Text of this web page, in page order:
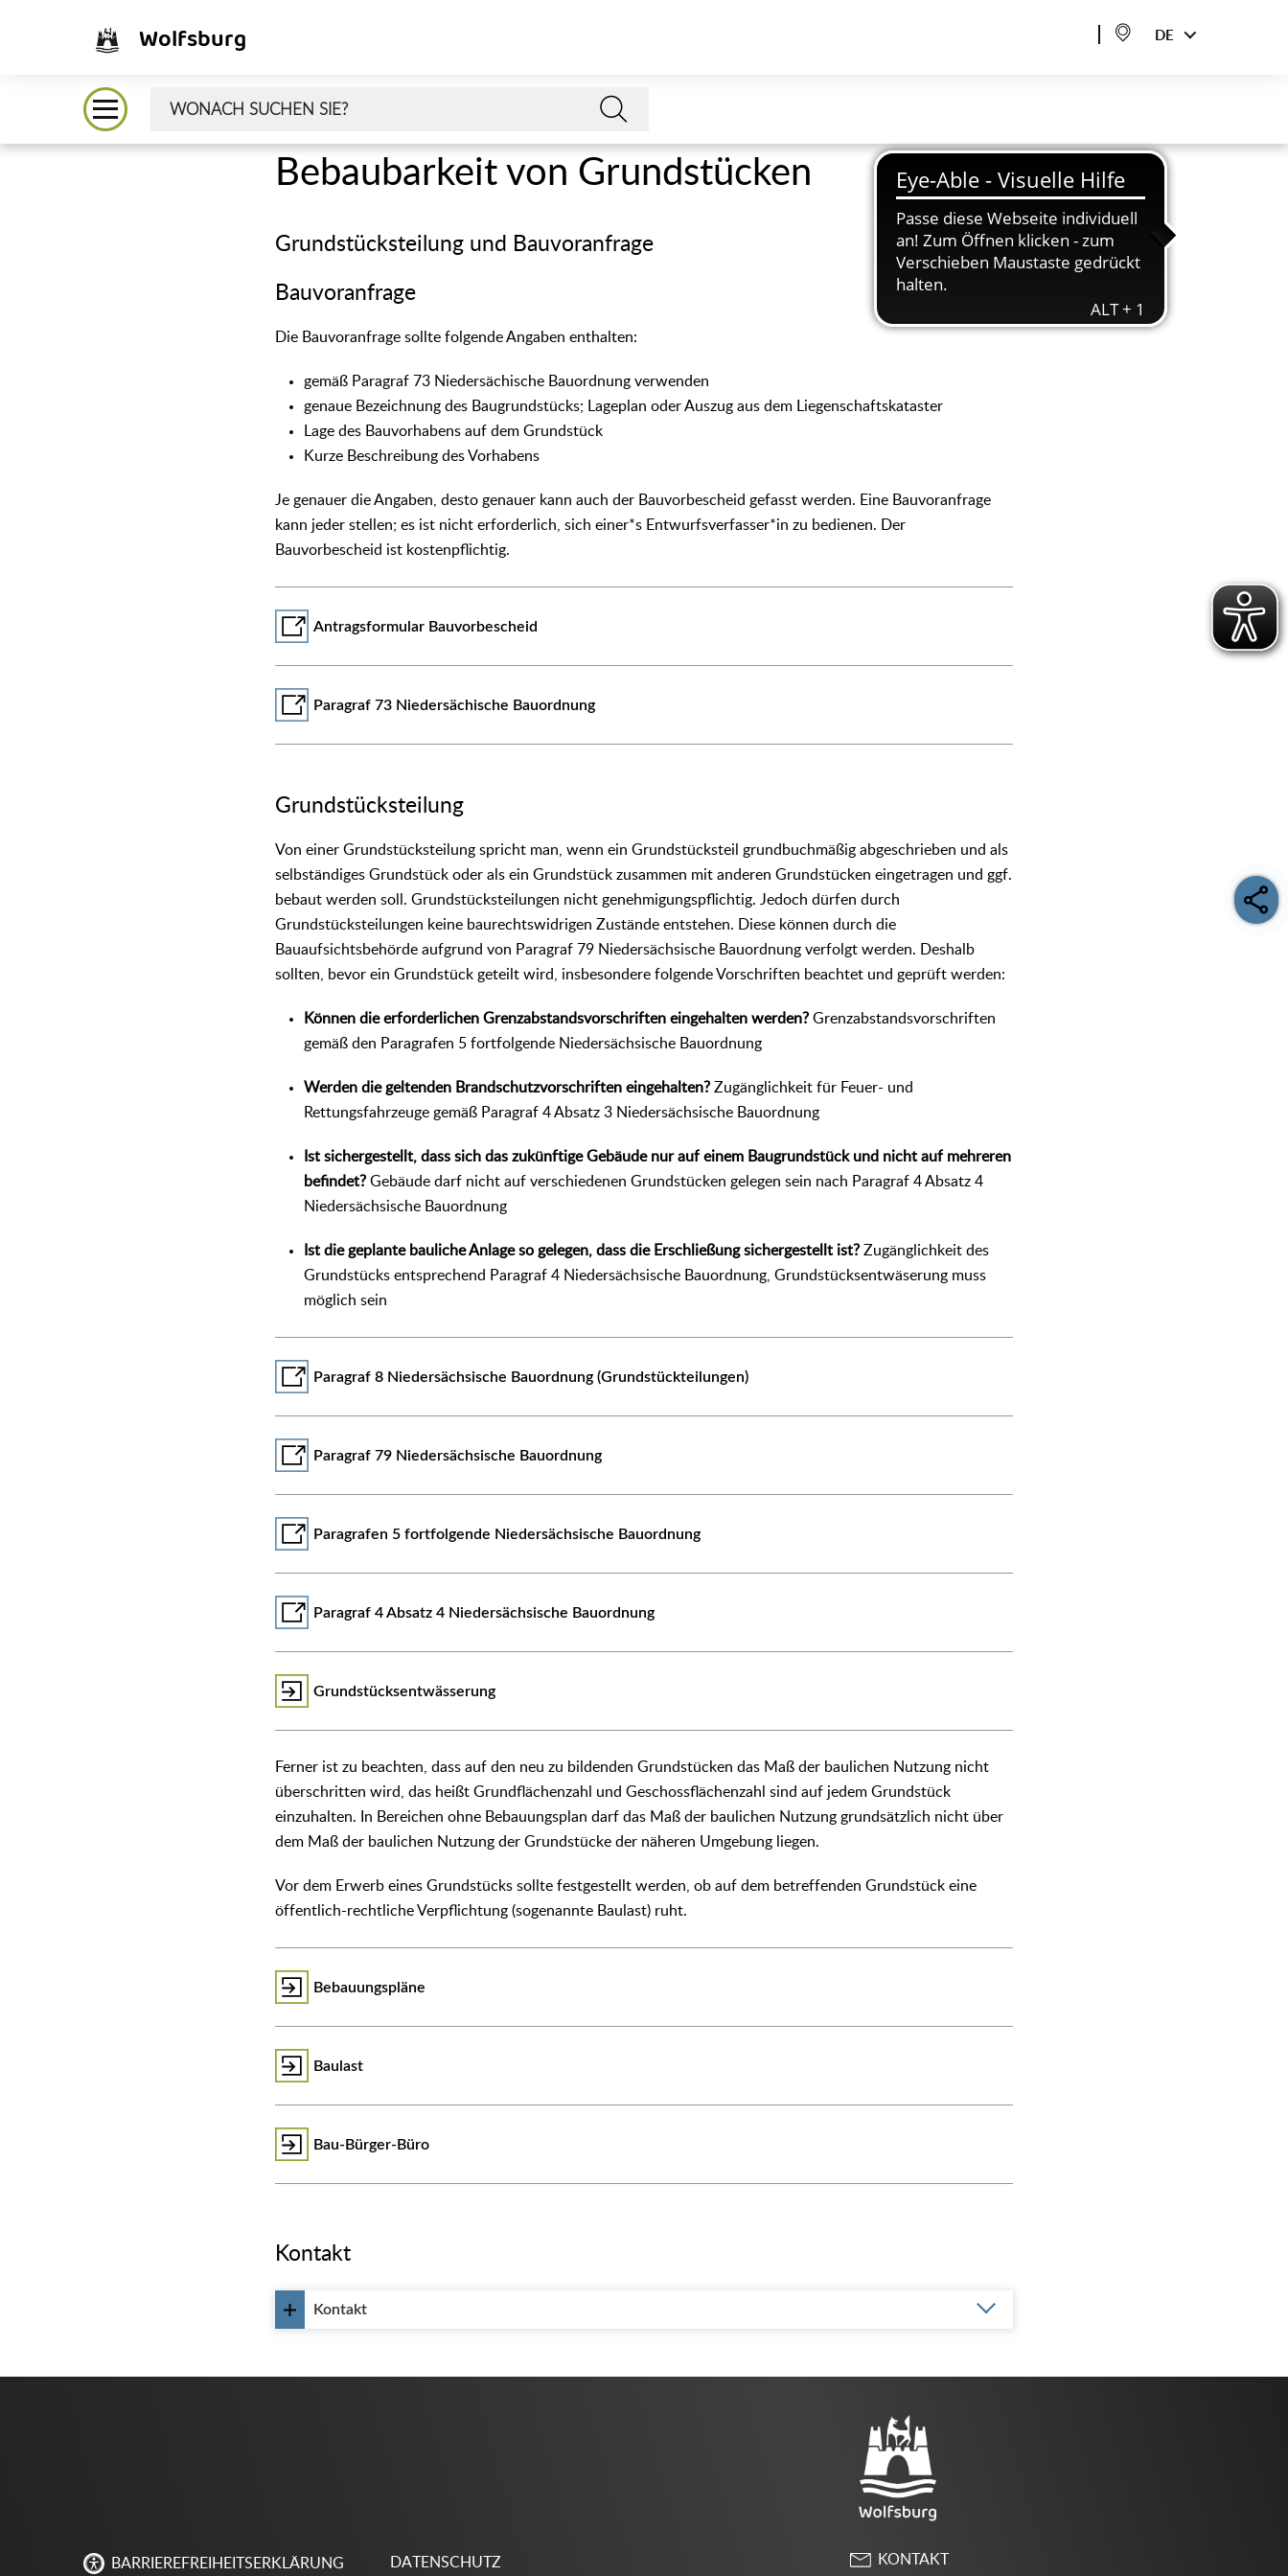
Wolfsburg DE
Bebaubarkeit von Grundstücken
Grundstücksteilung und Bauvoranfrage
Bauvoranfrage
Die Bauvoranfrage sollte folgende Angaben enthalten:
gemäß Paragraf 73 Niedersächische Bauordnung verwenden
genaue Bezeichnung des Baugrundstücks; Lageplan oder Auszug aus dem Liegenschaftskataster
Lage des Bauvorhabens auf dem Grundstück
Kurze Beschreibung des Vorhabens
Je genauer die Angaben, desto genauer kann auch der Bauvorbescheid gefasst werden. Eine Bauvoranfrage
kann jeder stellen; es ist nicht erforderlich, sich einer*s Entwurfsverfasser*in zu bedienen. Der
Bauvorbescheid ist kostenpflichtig.
Antragsformular Bauvorbescheid
Paragraf 73 Niedersächische Bauordnung
Grundstücksteilung
Von einer Grundstücksteilung spricht man, wenn ein Grundstücksteil grundbuchmäßig abgeschrieben und als
selbständiges Grundstück oder als ein Grundstück zusammen mit anderen Grundstücken eingetragen und ggf.
bebaut werden soll. Grundstücksteilungen nicht genehmigungspflichtig. Jedoch dürfen durch
Grundstücksteilungen keine baurechtswidrigen Zustände entstehen. Diese können durch die
Bauaufsichtsbehörde aufgrund von Paragraf 79 Niedersächsische Bauordnung verfolgt werden. Deshalb
sollten, bevor ein Grundstück geteilt wird, insbesondere folgende Vorschriften beachtet und geprüft werden:
Können die erforderlichen Grenzabstandsvorschriften eingehalten werden?Grenzabstandsvorschriften
gemäß den Paragrafen 5 fortfolgende Niedersächsische Bauordnung
Werden die geltenden Brandschutzvorschriften eingehalten?Zugänglichkeit für Feuer- und
Rettungsfahrzeuge gemäß Paragraf 4 Absatz 3 Niedersächsische Bauordnung
Ist sichergestellt, dass sich das zukünftige Gebäude nur auf einem Baugrundstück und nicht auf mehreren
befindet? Gebäude darf nicht auf verschiedenen Grundstücken gelegen sein nach Paragraf 4 Absatz 4
Niedersächsische Bauordnung
Ist die geplante bauliche Anlage so gelegen, dass die Erschließung sichergestellt ist? Zugänglichkeit des
Grundstücks entsprechend Paragraf 4 Niedersächsische Bauordnung, Grundstücksentwäserung muss
möglich sein
Paragraf 8 Niedersächsische Bauordnung (Grundstückteilungen)
Paragraf 79 Niedersächsische Bauordnung
Paragrafen 5 fortfolgende Niedersächsische Bauordnung
Paragraf 4 Absatz 4 Niedersächsische Bauordnung
Grundstücksentwässerung
Ferner ist zu beachten, dass auf den neu zu bildenden Grundstücken das Maß der baulichen Nutzung nicht
überschritten wird, das heißt Grundflächenzahl und Geschossflächenzahl sind auf jedem Grundstück
einzuhalten. In Bereichen ohne Bebauungsplan darf das Maß der baulichen Nutzung grundsätzlich nicht über
dem Maß der baulichen Nutzung der Grundstücke der näheren Umgebung liegen.
Vor dem Erwerb eines Grundstücks sollte festgestellt werden, ob auf dem betreffenden Grundstück eine
öffentlich-rechtliche Verpflichtung (sogenannte Baulast) ruht.
Bebauungspläne
Baulast
Bau-Bürger-Büro
Kontakt
Kontakt
BARRIEREFREIHEITSERKLÄRUNG DATENSCHUTZ KONTAKT